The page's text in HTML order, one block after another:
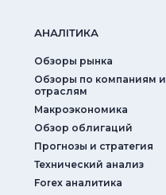
АНАЛIТИКА
Обзоры рынка
Обзоры по компаниям и
отраслям
Макроэкономика
Обзор облигаций
Прогнозы и стратегия
Технический анализ
Forex аналитика